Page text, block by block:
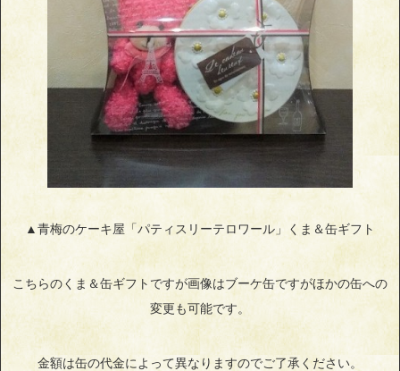
▲青梅のケーキ屋「パティスリーテロワール」くま＆缶ギフト
こちらのくま＆缶ギフトですが画像はブーケ缶ですがほかの缶への
変更も可能です。
金額は缶の代金によって異なりますのでご了承ください。